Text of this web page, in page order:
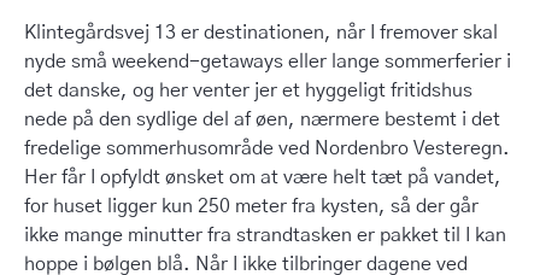
Klintegårdsvej 13 er destinationen, når I fremover skal
nyde små weekend-getaways eller lange sommerferier i
det danske, og her venter jer et hyggeligt fritidshus
nede på den sydlige del af øen, nærmere bestemt i det
fredelige sommerhusområde ved Nordenbro Vesteregn.
Her får I opfyldt ønsket om at være helt tæt på vandet,
for huset ligger kun 250 meter fra kysten, så der går
ikke mange minutter fra strandtasken er pakket til I kan
hoppe i bølgen blå. Når I ikke tilbringer dagene ved